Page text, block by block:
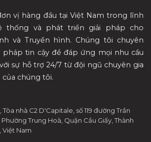
vị hàng đầu tại Việt Nam trong lĩnh
thống và phát triển giải pháp cho
và Truyền hình. Chúng tôi chuyên
pháp tin cậy để đáp ứng mọi nhu cầu
sự hỗ trợ 24/7 từ đội ngũ chuyên gia
chúng tôi.
Tòa nhà C2 D'Capitale, số 119 đường Trần
Trung Hoà, Quận Cầu Giấy, Thành
Việt Nam